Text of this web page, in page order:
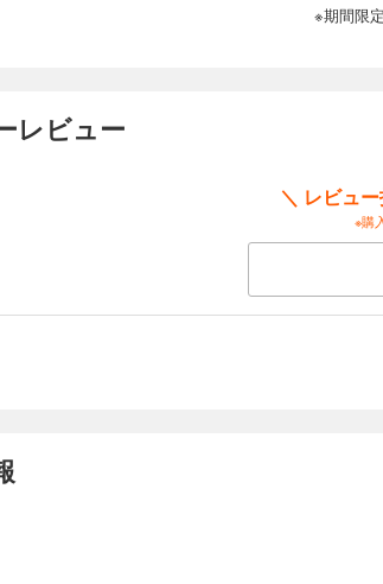
※期間限
レビュー
＼ レビュ
※購